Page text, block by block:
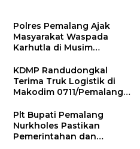
Polres Pemalang Ajak
Masyarakat Waspada
Karhutla di Musim
KDMP Randudongkal
Terima Truk Logistik di
Makodim 0711/Pemalang
Desa
Plt Bupati Pemalang
Nurkholes Pastikan
Pemerintahan dan